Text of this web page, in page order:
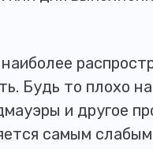
Будь то плохо
и другое
самым